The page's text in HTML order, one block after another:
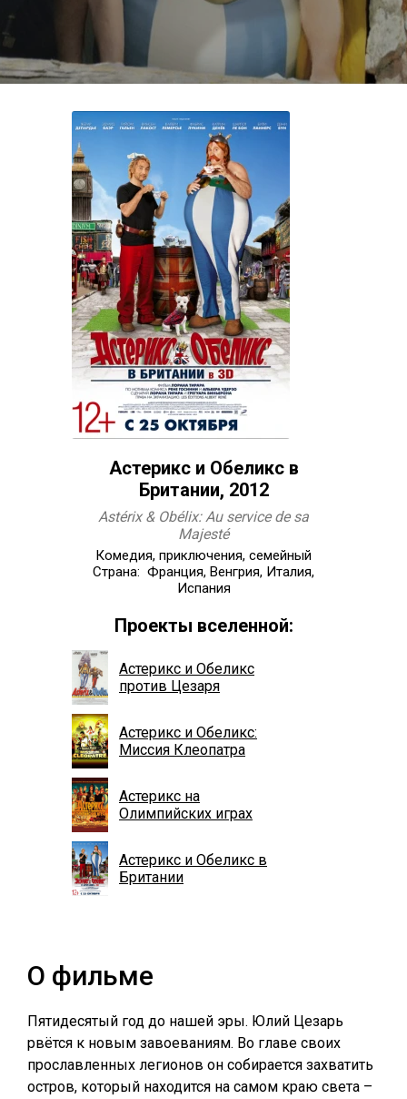
Астерикс и Обеликс в
Британии, 2012
Astérix & Obélix: Au service de sa
Majesté
Комедия, приключения, семейный
Страна: Франция, Венгрия, Италия,
Испания
Проекты вселенной:
Астерикс и Обеликс
против Цезаря
Астерикс и Обеликс:
Миссия Клеопатра
Астерикс на
Олимпийских играх
Астерикс и Обеликс в
Британии
О фильме
Пятидесятый год до нашей эры. Юлий Цезарь
рвётся к новым завоеваниям. Во главе своих
прославленных легионов он собирается захватить
остров, который находится на самом краю света –